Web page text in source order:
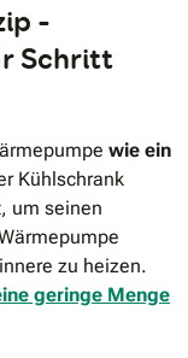
–
Schritt
wie ein
Kühlschrank
um seinen
zu heizen.
geringe Menge